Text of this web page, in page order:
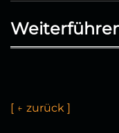
[ ← z u ück ]